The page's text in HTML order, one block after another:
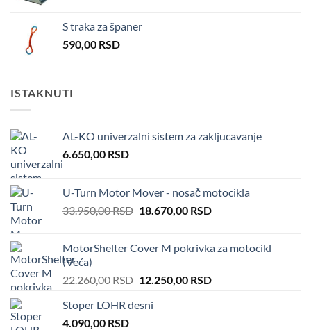
S traka za španer
590,00 RSD
ISTAKNUTI
AL-KO univerzalni sistem za zakljucavanje
6.650,00 RSD
U-Turn Motor Mover - nosač motocikla
33.950,00RSD Original
33.950,00 RSD.
18.670,00 RSDCurrent
18.670,00 RSD.
MotorShelter Cover M pokrivka za motocikl
(Veća)
22.260,00RSD Original
was:
12.250,00 RSDCurrent
Stoper LOHR desni
4.090,00 RSD